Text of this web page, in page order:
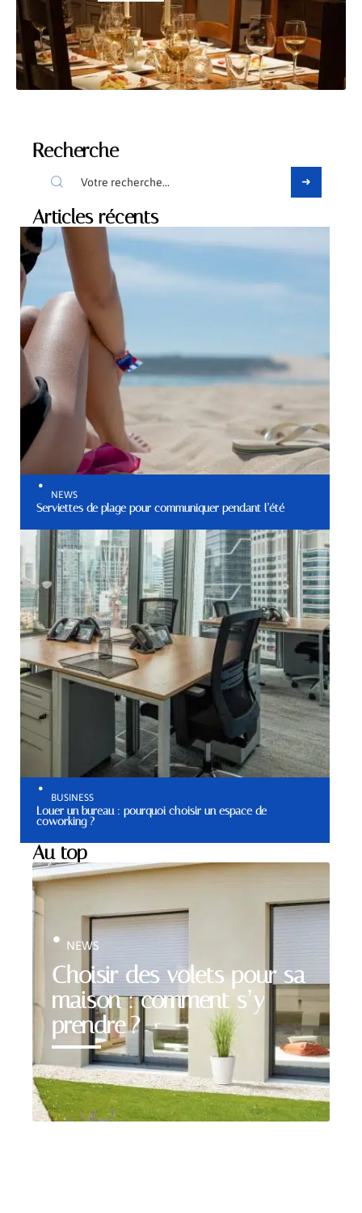
Recherche
Articles récents
NEWS
Serviettes de plage pour communiquer pendant l’été
BUSINESS
Louer un bureau : pourquoi choisir un espace de
coworking ?
Au top
Choisir des volets pour sa
maison : comment s’y
prendre ?
NEWS